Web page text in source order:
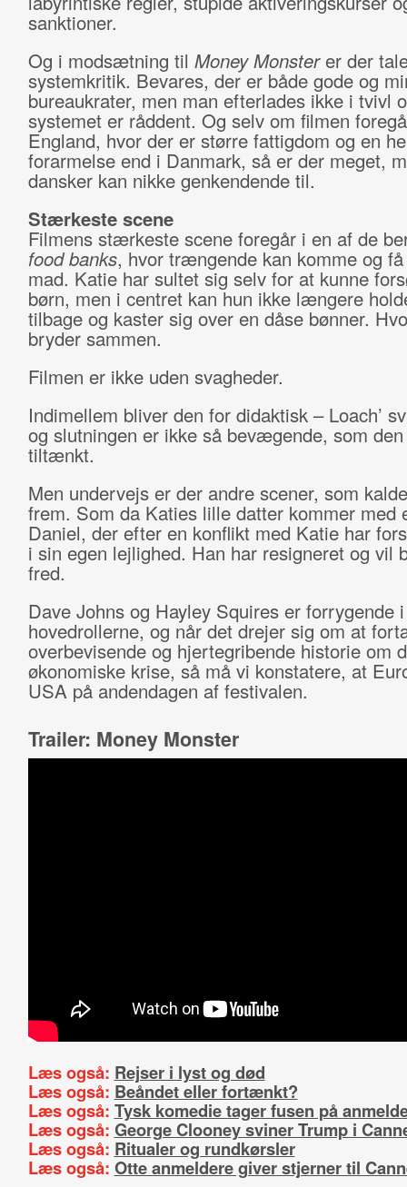
sanktioner.
Og i modsætning til Money Monsterer der
systemkritik. Bevares, der er både gode og
bureaukrater, men man efterlades ikke i tvivl
systemet er råddent. Og selv om filmen
England, hvor der er større fattigdom og en
forarmelse end i Danmark, så er der meget,
dansker kan nikke genkendende til.
Stærkeste scene
Filmens stærkeste scene foregår i en af de
food banks, hvor trængende kan komme og
mad. Katie har sultet sig selv for at kunne
børn, men i centret kan hun ikke længere
tilbage og kaster sig over en dåse bønner.
bryder sammen.
Filmen er ikke uden svagheder.
Indimellem bliver den for didaktisk – Loach’
og slutningen er ikke så bevægende, som
tiltænkt.
Men undervejs er der andre scener, som
frem. Som da Katies lille datter kommer med
Daniel, der efter en konflikt med Katie har
i sin egen lejlighed. Han har resigneret og vil
fred.
Dave Johns og Hayley Squires er forrygende i
hovedrollerne, og når det drejer sig om at
overbevisende og hjertegribende historie om
økonomiske krise, så må vi konstatere, at
USA på andendagen af festivalen.
Trailer: Money Monster
Læs også: Rejser i lyst og død
Læs også: Beåndet eller fortænkt?
Læs også: Tysk komedie tager fusen på
Læs også: George Clooney sviner Trump i
Læs også: Ritualer og rundkørsler
Læs også: Otte anmeldere giver stjerner til